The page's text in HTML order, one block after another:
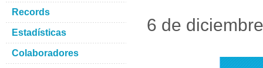
6 de
Records
Estadísticas
Colaboradores